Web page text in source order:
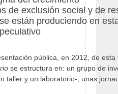
de exclusión social y de
están produciendo en
pública, en 2012, de
se estructura en: un grupo de
taller y un laboratorio-, unas